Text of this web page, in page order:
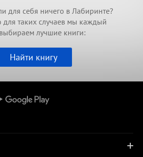
для себя ничего в Лабиринте?
для таких случаев мы каждый
лучшие книги:
Найти книгу